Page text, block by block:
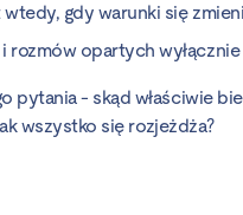
po rozmowie z oceną
procesu ocen -
która wspiera proces
systemu ocen okresowych
gdy warunki się
rozmów opartych
pytania - skąd właściwie
wszystko się rozjeżdża?